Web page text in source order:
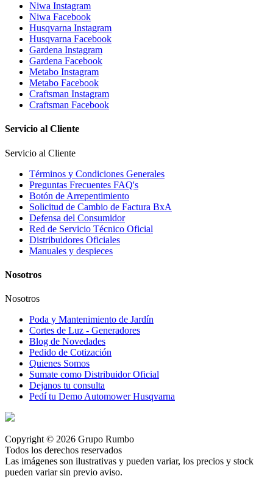
Niwa Instagram
Niwa Facebook
Husqvarna Instagram
Husqvarna Facebook
Gardena Instagram
Gardena Facebook
Metabo Instagram
Metabo Facebook
Craftsman Instagram
Craftsman Facebook
Servicio al Cliente
Servicio al Cliente
Términos y Condiciones Generales
Preguntas Frecuentes FAQ's
Botón de Arrepentimiento
Solicitud de Cambio de Factura BxA
Defensa del Consumidor
Red de Servicio Técnico Oficial
Distribuidores Oficiales
Manuales y despieces
Nosotros
Nosotros
Poda y Mantenimiento de Jardín
Cortes de Luz - Generadores
Blog de Novedades
Pedido de Cotización
Quienes Somos
Sumate como Distribuidor Oficial
Dejanos tu consulta
Pedí tu Demo Automower Husqvarna
Copyright © 2026 Grupo Rumbo
Todos los derechos reservados
Las imágenes son ilustrativas y pueden variar, los precios y stock
pueden variar sin previo aviso.